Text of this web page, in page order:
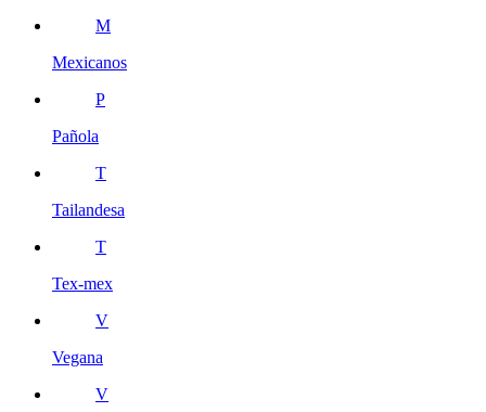
M
Mexicanos
P
Pañola
T
Tailandesa
T
Tex-mex
V
Vegana
V